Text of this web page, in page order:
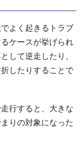
よく起きるトラブ
ケースが挙げられ
して逆走したり、
したりすることで
行すると、大きな
りの対象になった